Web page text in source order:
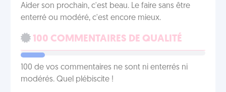
Aider son prochain, c'est beau. Le faire sans être
enterré ou modéré, c'est encore mieux.
100 COMMENTAIRES DE QUALITÉ
100 de vos commentaires ne sont ni enterrés ni
modérés. Quel plébiscite !